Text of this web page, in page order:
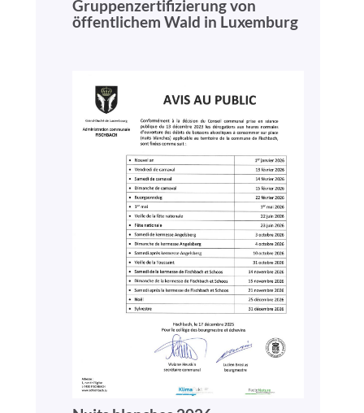
Gruppenzertifizierung von
öffentlichem Wald in Luxemburg